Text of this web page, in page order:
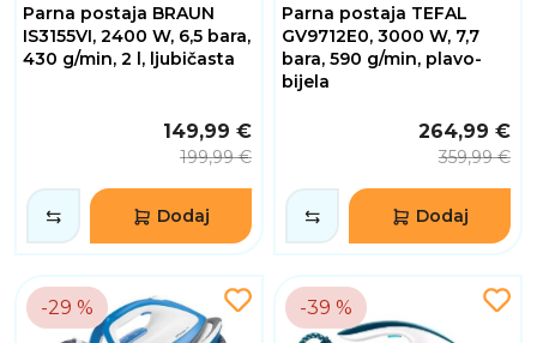
Parna postaja BRAUN
IS3155VI, 2400 W, 6,5 bara,
430 g/min, 2 l, ljubičasta
149,99 €
199,99 €
Dodaj
Parna postaja TEFAL
GV9712E0, 3000 W, 7,7
bara, 590 g/min, plavo-
bijela
264,99 €
359,99 €
Dodaj
-29 % -39 %